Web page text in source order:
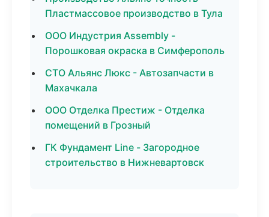
Пластмассовое производство в Тула
ООО Индустрия Assembly -
Порошковая окраска в Симферополь
СТО Альянс Люкс - Автозапчасти в
Махачкала
ООО Отделка Престиж - Отделка
помещений в Грозный
ГК Фундамент Line - Загородное
строительство в Нижневартовск